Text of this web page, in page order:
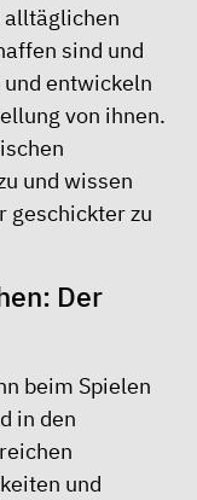
alltäglichen
sind und
entwickeln
von ihnen.
und wissen
geschickter zu
Der
beim Spielen
in den
und